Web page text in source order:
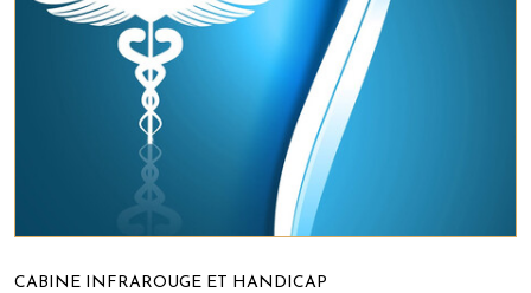
CABINE INFRAROUGE ET HANDICAP